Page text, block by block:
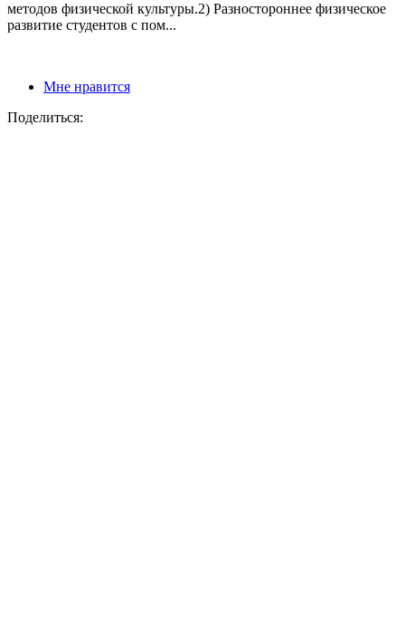
методов физической культуры.2) Разностороннее физическое
развитие студентов с пом...
Мне нравится
Поделиться: